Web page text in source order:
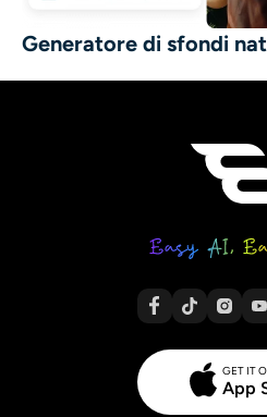
Generatore di sfondi
GET IT
App